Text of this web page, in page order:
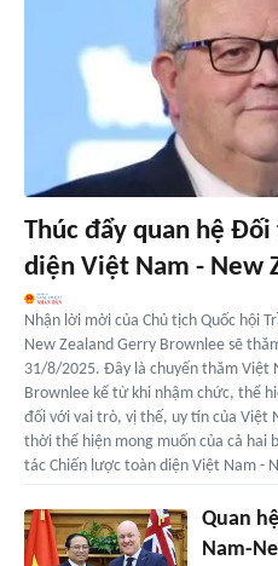
Thúc đẩy quan hệ
diện Việt Nam - New
Nhận lời mời của Chủ tịch Quốc hội
New Zealand Gerry Brownlee sẽ
31/8/2025. Đây là chuyến thăm Việt
Brownlee kể từ khi nhậm chức, thể
đối với vai trò, vị thế, uy tín của Việt
thời thể hiện mong muốn của cả hai
tác Chiến lược toàn diện Việt Nam -
Quan
Nam-